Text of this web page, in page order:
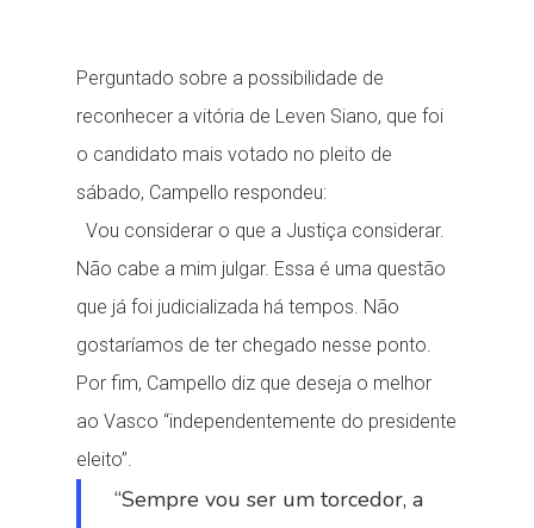
Perguntado sobre a possibilidade de
reconhecer a vitória de Leven Siano, que foi
o candidato mais votado no pleito de
sábado, Campello respondeu:
Vou considerar o que a Justiça considerar.
Não cabe a mim julgar. Essa é uma questão
que já foi judicializada há tempos. Não
gostaríamos de ter chegado nesse ponto.
Por fim, Campello diz que deseja o melhor
ao Vasco “independentemente do presidente
eleito”.
“Sempre vou ser um torcedor, a